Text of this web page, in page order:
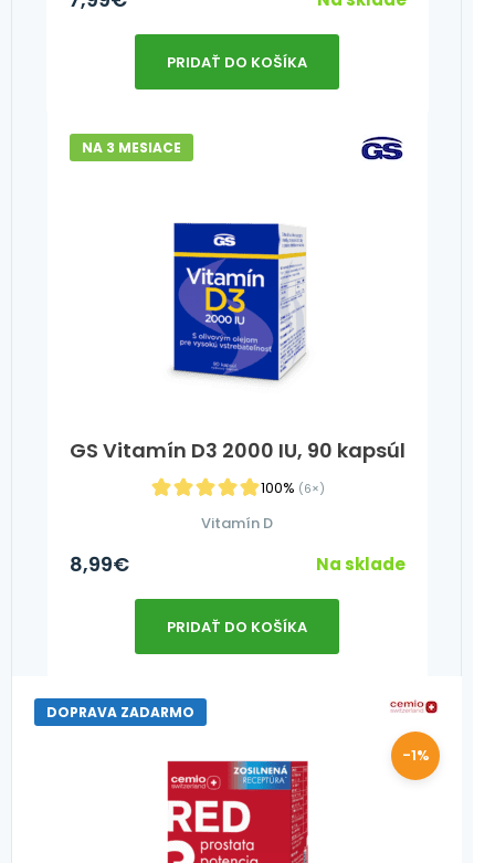
PRIDAŤ DO KOŠÍKA
GS Vitamín D3 2000 IU, 90 kapsúl
100% (6×)
NA 3 MESIACE
Vitamín D
8,99€ Na sklade
PRIDAŤ DO KOŠÍKA
DOPRAVA ZADARMO
-1%